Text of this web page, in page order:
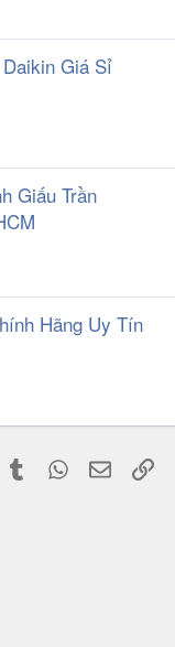
Giá Sỉ
Giấu Trần
Hãng Uy Tín
Tumblr WhatsApp
Email